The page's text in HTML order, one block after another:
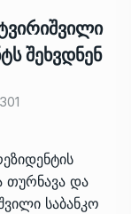
შეხვდნენ
301
თურნავა და
საბანკო